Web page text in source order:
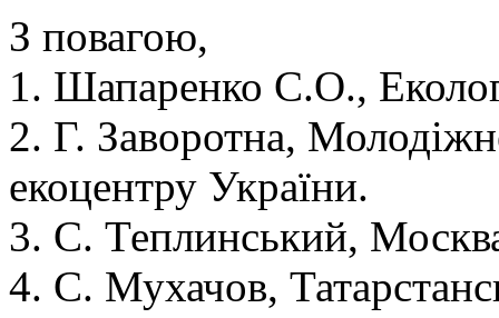
З повагою,
1. Шапаренко С.О.,
2. Г. Заворотна,
екоцентру України.
3. С. Теплинський,
4. С. Мухачов,